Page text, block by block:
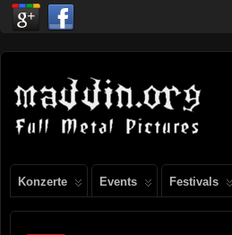
Konzerte Events Festivals